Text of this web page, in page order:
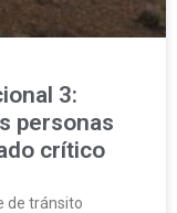
3:
personas
crítico
de tránsito